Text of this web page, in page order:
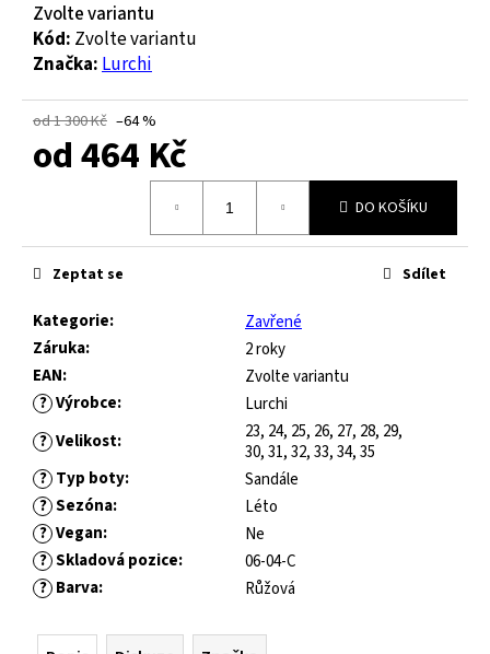
Zvolte variantu
Kód: Zvolte variantu
Značka:Lurchi
od 1 300 Kč –64 %
od464 Kč
DO KOŠÍKU
Kategorie:
Zavřené
Záruka:
2 roky
EAN:
Zvolte variantu
? Výrobce:
Lurchi
? Velikost:
23, 24, 25, 26, 27, 28, 29,
30, 31, 32, 33, 34, 35
? Typ boty:
Sandále
? Sezóna:
Léto
? Vegan:
Ne
? Skladová pozice:
06-04-C
? Barva: Růžová
Zeptat se Sdílet
D
o
p
o
u
j
JOMA
HORIZON
BAREFOOT
2604
ROYAL
BLUE
547
Kč
Původně:
821